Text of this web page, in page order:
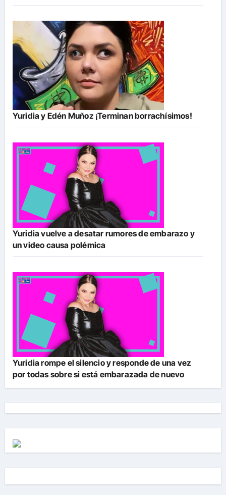
Yuridia y Edén Muñoz ¡Terminan borrachísimos!
Yuridia vuelve a desatar rumores de embarazo y
un video causa polémica
Yuridia rompe el silencio y responde de una vez
por todas sobre si está embarazada de nuevo